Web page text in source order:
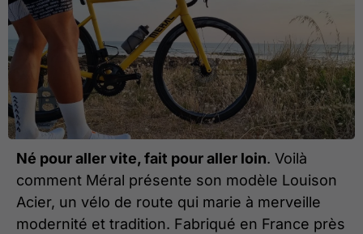
Né pour aller vite, fait pour aller loin. Voilà
comment Méral présente son modèle Louison
Acier, un vélo de route qui marie à merveille
modernité et tradition. Fabriqué en France près